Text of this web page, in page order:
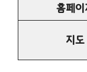
홈페이
지도